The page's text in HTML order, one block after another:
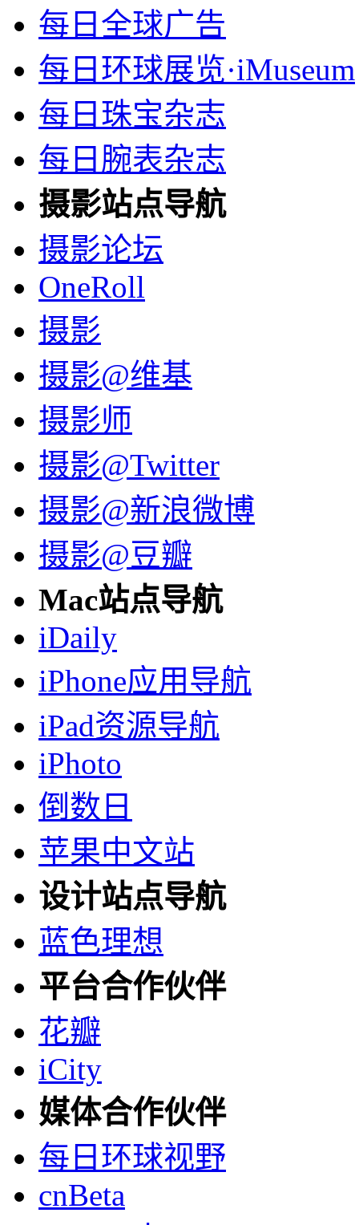
每日全球广告
每日环球展览·iMuseum
每日珠宝杂志
每日腕表杂志
摄影站点导航
摄影论坛
OneRoll
摄影
摄影@维基
摄影师
摄影@Twitter
摄影@新浪微博
摄影@豆瓣
Mac站点导航
iDaily
iPhone应用导航
iPad资源导航
iPhoto
倒数日
苹果中文站
设计站点导航
蓝色理想
平台合作伙伴
花瓣
iCity
媒体合作伙伴
每日环球视野
cnBeta